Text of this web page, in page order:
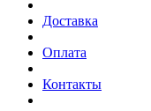
Доставка
Оплата
Контакты